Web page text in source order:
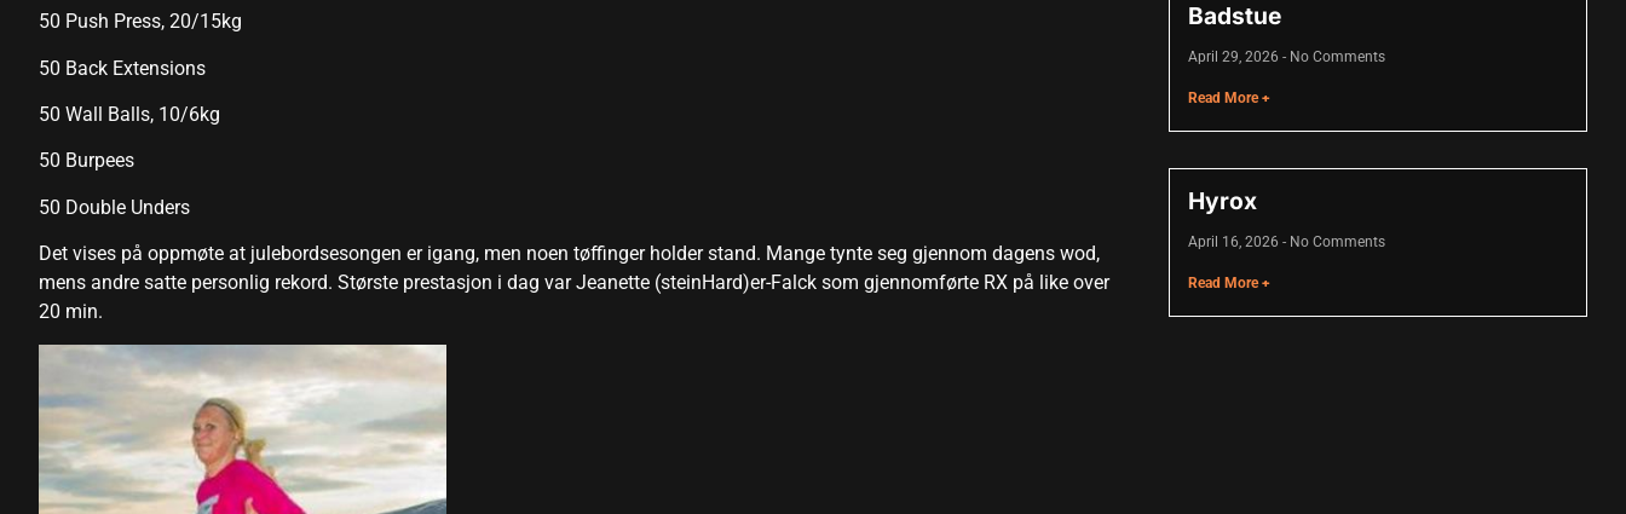
panel
panel
panel
panel
panel
panel
panel
panel
panel
panel
50 Push Press, 20/15kg
50 Back Extensions
50 Wall Balls, 10/6kg
50 Burpees
50 Double Unders
Det vises på oppmøte at julebordsesongen er igang, men noen tøffinger holder stand. Mange tynte seg gjennom dagens wod,
mens andre satte personlig rekord. Største prestasjon i dag var Jeanette (steinHard)er-Falck som gjennomførte RX på like over
20 min.
Badstue
April 29, 2026 No Comments
Read More +
Hyrox
April 16, 2026 No Comments
Read More +